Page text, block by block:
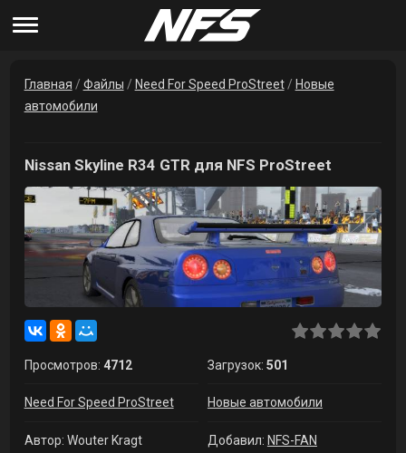
Главная / Файлы / Need For Speed ProStreet / Новые
автомобили
Nissan Skyline R34 GTR для NFS ProStreet
Просмотров: 4712 Загрузок: 501
Need For Speed ProStreet Новые автомобили
Автор: Wouter Kragt Добавил: NFS-FAN